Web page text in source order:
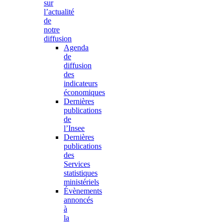
sur
l’actualité
de
notre
diffusion
Agenda
de
diffusion
des
indicateurs
économiques
Dernières
publications
de
l’Insee
Dernières
publications
des
Services
statistiques
ministériels
Évènements
annoncés
à
la